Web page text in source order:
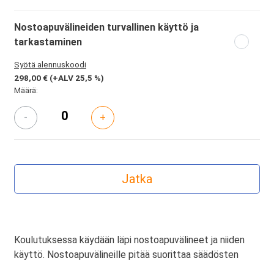
Nostoapuvälineiden turvallinen käyttö ja
tarkastaminen
Syötä alennuskoodi
298,00 € (+ALV 25,5 %)
Määrä:
- +
Koulutuksessa käydään läpi nostoapuvälineet ja niiden
käyttö. Nostoapuvälineille pitää suorittaa säädösten